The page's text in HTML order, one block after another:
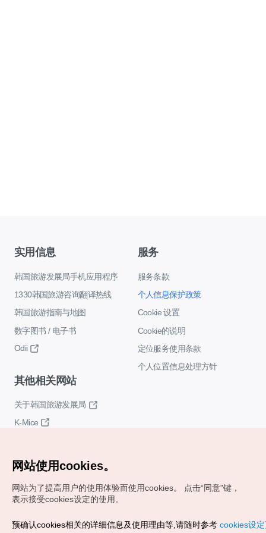
实用信息
韩国旅游发展局手机应用程序
1330韩国旅游咨询翻译热线
韩国旅游指南与地图
数字图书 / 电子书
Odii
服务
服务条款
个人信息保护政策
Cookie 设置
Cookie的说明
定位服务使用条款
个人位置信息处理方针
其他相关网站
关于韩国旅游发展局
K-Mice
Copyrights (c) 韩国旅游发展局版权所有
网站使用cookies。
网站为了提高用户的使用体验而使用cookies。
点击“同意"键，
表示接受cookies设定的使用。
预确认cookies相关的详细信息及使用理由等,请随时参考 cookies设